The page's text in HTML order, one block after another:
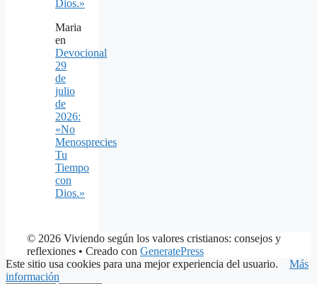
Dios.»
Maria
en
Devocional
29
de
julio
de
2026:
«No
Menosprecies
Tu
Tiempo
con
Dios.»
© 2026 Viviendo según los valores cristianos: consejos y
reflexiones • Creado con GeneratePress
Este sitio usa cookies para una mejor experiencia del usuario. Más
información